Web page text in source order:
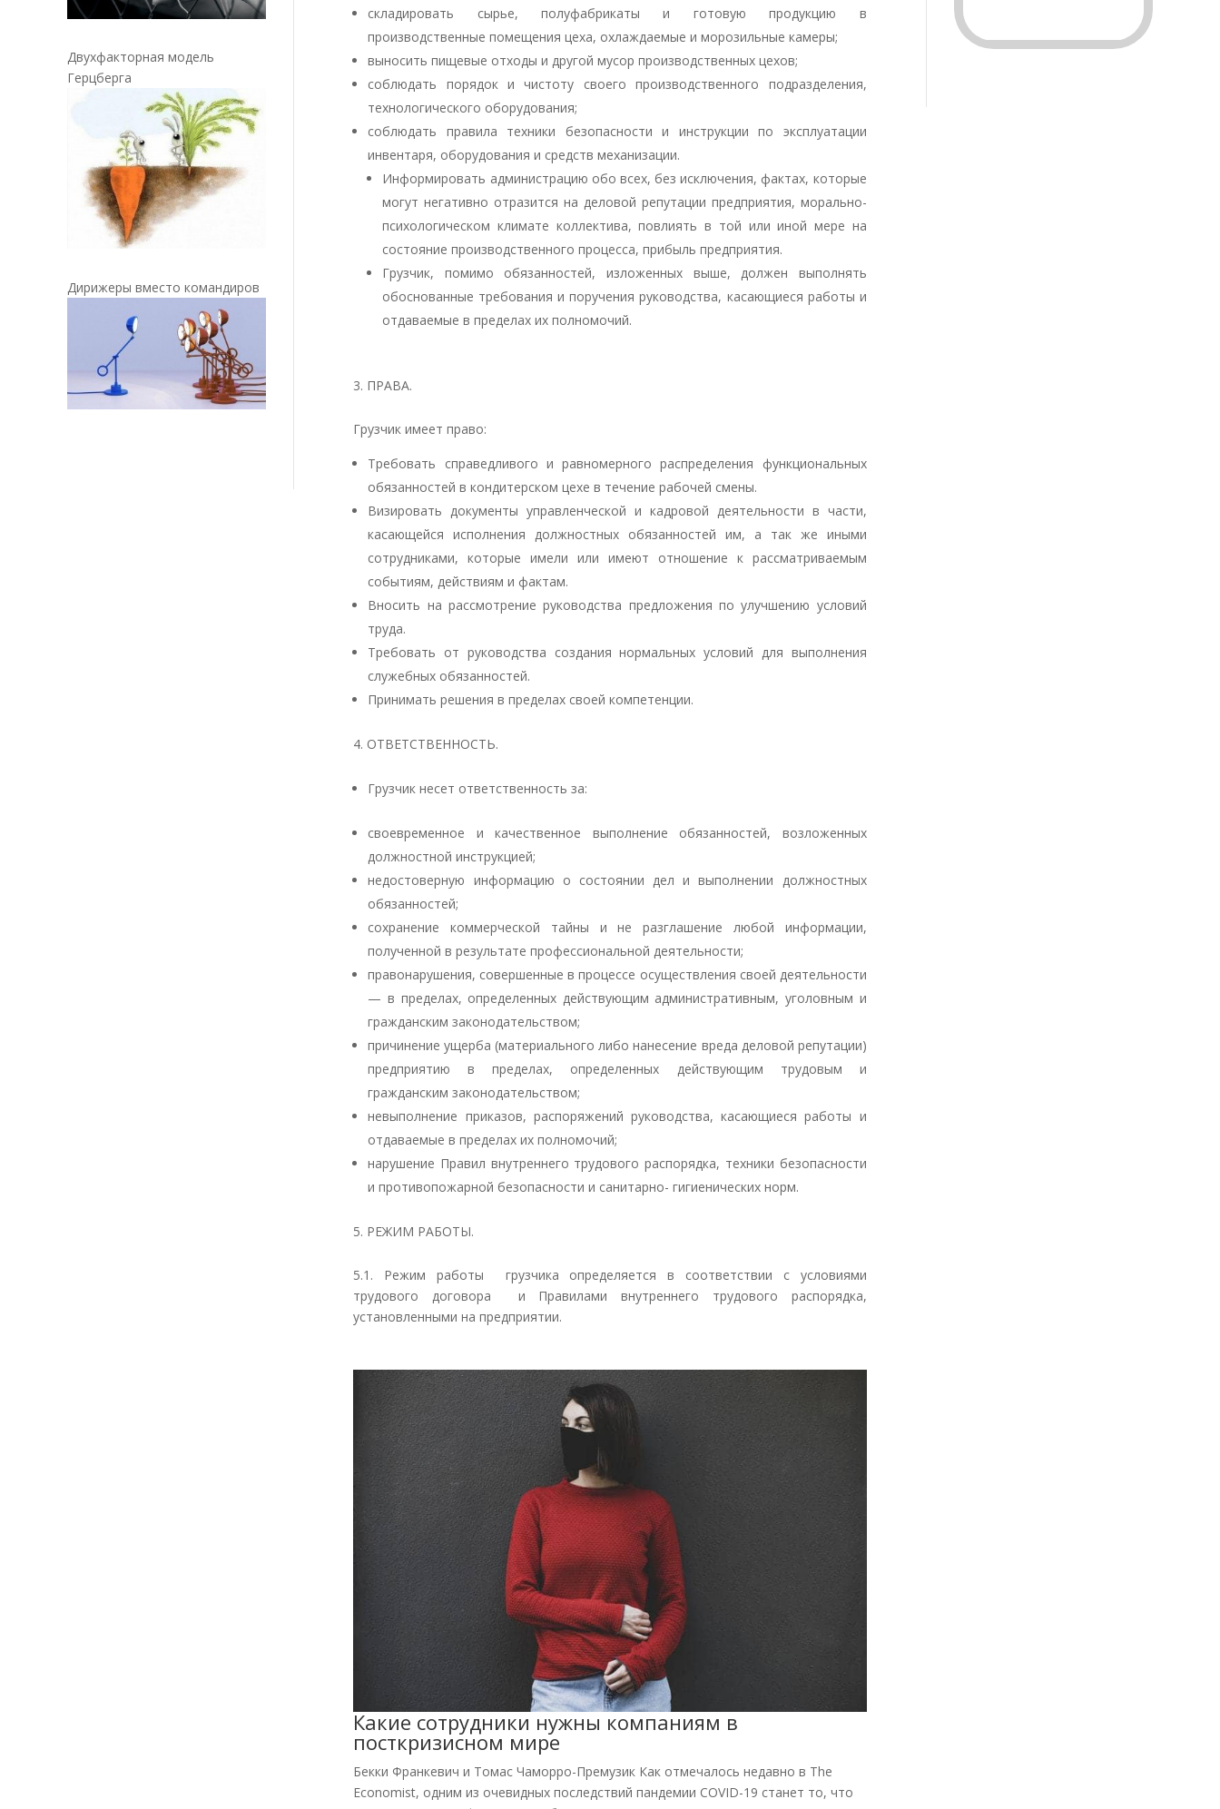
Двухфакторная модель
Герцберга
Дирижеры вместо командиров
складировать сырье, полуфабрикаты и готовую продукцию в
производственные помещения цеха, охлаждаемые и морозильные камеры;
выносить пищевые отходы и другой мусор производственных цехов;
соблюдать порядок и чистоту своего производственного подразделения,
технологического оборудования;
соблюдать правила техники безопасности и инструкции по эксплуатации
инвентаря, оборудования и средств механизации.
Информировать администрацию обо всех, без исключения, фактах, которые
могут негативно отразится на деловой репутации предприятия, морально-
психологическом климате коллектива, повлиять в той или иной мере на
состояние производственного процесса, прибыль предприятия.
Грузчик, помимо обязанностей, изложенных выше, должен выполнять
обоснованные требования и поручения руководства, касающиеся работы и
отдаваемые в пределах их полномочий.
ПРАВА.
Грузчик имеет право:
Требовать справедливого и равномерного распределения функциональных
обязанностей в кондитерском цехе в течение рабочей смены.
Визировать документы управленческой и кадровой деятельности в части,
касающейся исполнения должностных обязанностей им, а так же иными
сотрудниками, которые имели или имеют отношение к рассматриваемым
событиям, действиям и фактам.
Вносить на рассмотрение руководства предложения по улучшению условий
труда.
Требовать от руководства создания нормальных условий для выполнения
служебных обязанностей.
Принимать решения в пределах своей компетенции.
ОТВЕТСТВЕННОСТЬ.
Грузчик несет ответственность за:
своевременное и качественное выполнение обязанностей, возложенных
должностной инструкцией;
недостоверную информацию о состоянии дел и выполнении должностных
обязанностей;
сохранение коммерческой тайны и не разглашение любой информации,
полученной в результате профессиональной деятельности;
правонарушения, совершенные в процессе осуществления своей деятельности
— в пределах, определенных действующим административным, уголовным и
гражданским законодательством;
причинение ущерба (материального либо нанесение вреда деловой репутации)
предприятию в пределах, определенных действующим трудовым и
гражданским законодательством;
невыполнение приказов, распоряжений руководства, касающиеся работы и
отдаваемые в пределах их полномочий;
нарушение Правил внутреннего трудового распорядка, техники безопасности
и противопожарной безопасности и санитарно- гигиенических норм.
РЕЖИМ РАБОТЫ.
5.1. Режим работы грузчика определяется в соответствии с условиями
трудового договора и Правилами внутреннего трудового распорядка,
установленными на предприятии.
Какие сотрудники нужны компаниям в
посткризисном мире
Бекки Франкевич и Томас Чаморро-Премузик Как отмечалось недавно в The
Economist, одним из очевидных последствий пандемии COVID-19 станет то, что